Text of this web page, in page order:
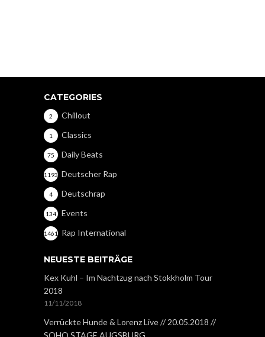
CATEGORIES
Chillout
2
Classics
1
Daily Beats
75
Deutscher Rap
1193
Deutschrap
4
Events
134
Rap International
1461
NEUESTE BEITRÄGE
Kex Kuhl – Im Nachtzug nach Stokkholm Tour
2018
11/11/2018
Verrückte Hunde & Lorenz Live // 20.05.2018 //
SOHO STAGE AUGSBURG